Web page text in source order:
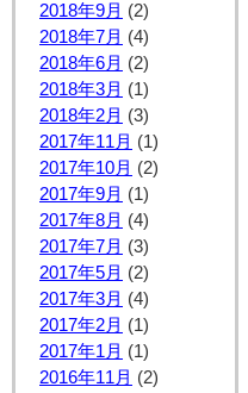
2018年9月 (2)
2018年7月 (4)
2018年6月 (2)
2018年3月 (1)
2018年2月 (3)
2017年11月 (1)
2017年10月 (2)
2017年9月 (1)
2017年8月 (4)
2017年7月 (3)
2017年5月 (2)
2017年3月 (4)
2017年2月 (1)
2017年1月 (1)
2016年11月 (2)